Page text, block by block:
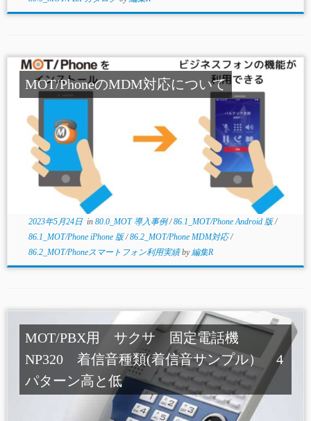
MOT/PhoneのMDM対応について
2023年5月24日in 80.0_MOT 導入事例/86.1_MOT/Phone Android 版/
86.1_MOT/Phone iPhone 版/86.2_MOT/Phone MDM対応/
86.2_MOT/Phoneスマートフォン利用実績by編集R
MOT/PBX用 サクサ 固定電話機
NP320 着信音種類(着信音サンプル） 4
パターン高と低